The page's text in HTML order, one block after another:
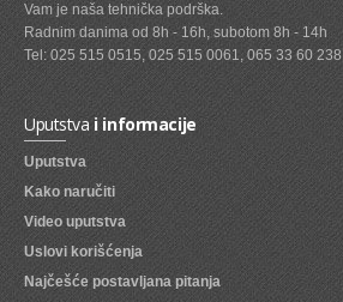
KOMPOTI
SVEZE VOCE
SVEZE POVRCE
DZEMOVI, MARMALADE I MED
BOMBONI
ZVAKE
LIZALICE
Vam je naša tehnička podrška.
Radnim danima od 8h - 16h, subotom 8h - 14h
Tel: 025 515 0515, 025 515 0061, 065 33 60 238
Uputstvai informacije
Uputstva
Kako naručiti
Video uputstva
Uslovi korišćenja
Najčešće postavljana pitanja